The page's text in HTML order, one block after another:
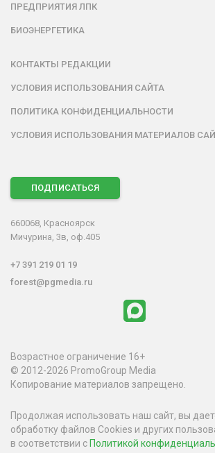
ПРЕДПРИЯТИЯ ЛПК
БИОЭНЕРГЕТИКА
КОНТАКТЫ РЕДАКЦИИ
УСЛОВИЯ ИСПОЛЬЗОВАНИЯ САЙТА
ПОЛИТИКА КОНФИДЕНЦИАЛЬНОСТИ
УСЛОВИЯ ИСПОЛЬЗОВАНИЯ МАТЕРИАЛОВ
ПОДПИСАТЬСЯ
660068, Красноярск
Мичурина, 3в, оф.405
+7 391 219 01 19
forest@pgmedia.ru
Возрастное ограничение 16+
© 2012-2026 PromoGroup Media
Копирование материалов запрещено.
Продолжая использовать наш сайт, вы
обработку файлов Cookies и других
в соответствии сПолитикой